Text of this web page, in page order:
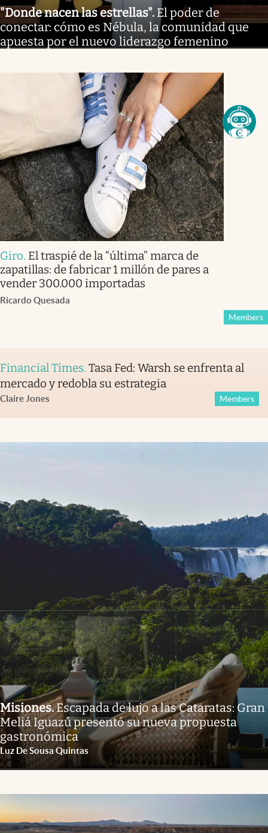
"Donde nacen las estrellas". El poder de
conectar: cómo es Nébula, la comunidad que
apuesta por el nuevo liderazgo femenino
Giro. El traspié de la “última” marca de
zapatillas: de fabricar 1 millón de pares a
vender 300.000 importadas
Ricardo Quesada
Members
Financial Times. Tasa Fed: Warsh se enfrenta al
mercado y redobla su estrategia
Claire Jones Members
Misiones.Escapada de lujo a las Cataratas: Gran
Meliá Iguazú presentó su nueva propuesta
gastronómica
Luz De Sousa Quintas